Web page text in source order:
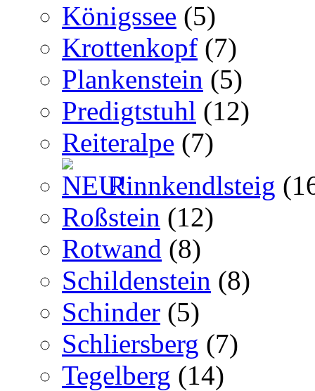
Königssee (5)
Krottenkopf (7)
Plankenstein (5)
Predigtstuhl (12)
Reiteralpe (7)
Rinnkendlsteig
Roßstein (12)
Rotwand (8)
Schildenstein (8)
Schinder (5)
Schliersberg (7)
Tegelberg (14)